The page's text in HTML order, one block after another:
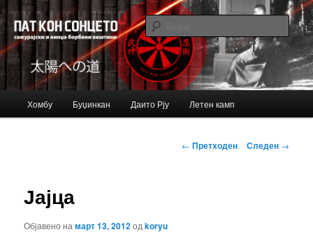
Bujinkan blog
Just another Bujinkan Sites site
Барај
Оди
содржина
Хомбу Буџинкан Даито Рју Летен камп
Навигација
← Претходен Следен →
Јајца
Објавено намарт 13, 2012одkoryu